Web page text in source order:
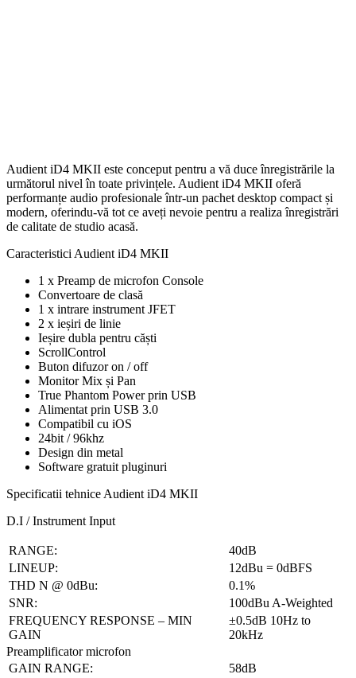
Audient iD4 MKII este conceput pentru a vă duce înregistrările la
următorul nivel în toate privințele. Audient iD4 MKII oferă
performanțe audio profesionale într-un pachet desktop compact și
modern, oferindu-vă tot ce aveți nevoie pentru a realiza înregistrări
de calitate de studio acasă.
Caracteristici Audient iD4 MKII
1 x Preamp de microfon Console
Convertoare de clasă
1 x intrare instrument JFET
2 x ieșiri de linie
Ieșire dubla pentru căști
ScrollControl
Buton difuzor on / off
Monitor Mix și Pan
True Phantom Power prin USB
Alimentat prin USB 3.0
Compatibil cu iOS
24bit / 96khz
Design din metal
Software gratuit pluginuri
Specificatii tehnice Audient iD4 MKII
D.I / Instrument Input
RANGE:
40dB
LINEUP:
12dBu = 0dBFS
THD N @ 0dBu:
0.1%
SNR:
100dBu A-Weighted
FREQUENCY RESPONSE – MIN
GAIN
±0.5dB 10Hz to
20kHz
Preamplificator microfon
GAIN RANGE:
58dB